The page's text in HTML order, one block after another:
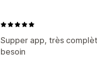
Supper app, très
besoin